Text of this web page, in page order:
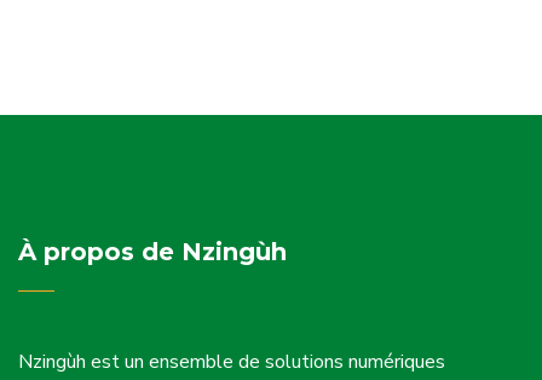
À propos de Nzingùh
Nzingùh est un ensemble de solutions numériques